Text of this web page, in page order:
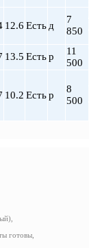
12.6 Есть д
7
850
13.5 Естьр
11
500
10.2 Естьр
8
500
готовы,